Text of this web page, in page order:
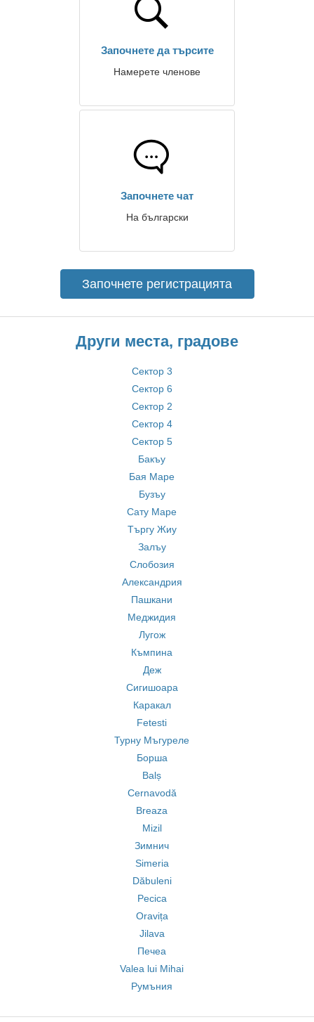
Започнете да търсите
Намерете членове
Започнете чат
На български
Започнете регистрацията
Други места, градове
Сектор 3
Сектор 6
Сектор 2
Сектор 4
Сектор 5
Бакъу
Бая Маре
Бузъу
Сату Маре
Търгу Жиу
Залъу
Слобозия
Александрия
Пашкани
Меджидия
Лугож
Къмпина
Деж
Сигишоара
Каракал
Fetesti
Турну Мъгуреле
Борша
Balș
Cernavodă
Breaza
Mizil
Зимнич
Simeria
Dăbuleni
Pecica
Oravița
Jilava
Печеа
Valea lui Mihai
Румъния